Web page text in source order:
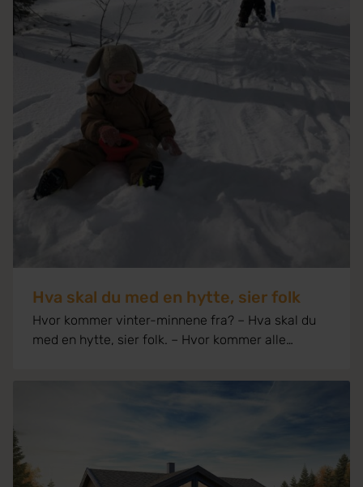
Hva skal du med en hytte, sier folk
Hvor kommer vinter-minnene fra? – Hva skal du
med en hytte, sier folk. – Hvor kommer alle
mens du går i sakte fart over vidder og vann. Bare
lyden av skiene som glir i sporet og stavene som
denne dagen. Og det er ganske fint for da har du